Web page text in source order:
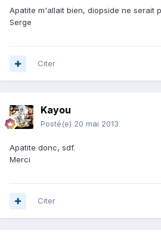
Apatite m'allait bien, diopside ne serait
Serge
Citer
Kayou
Posté(e) 20 mai 2013
Apatite donc, sdf.
Merci
Citer